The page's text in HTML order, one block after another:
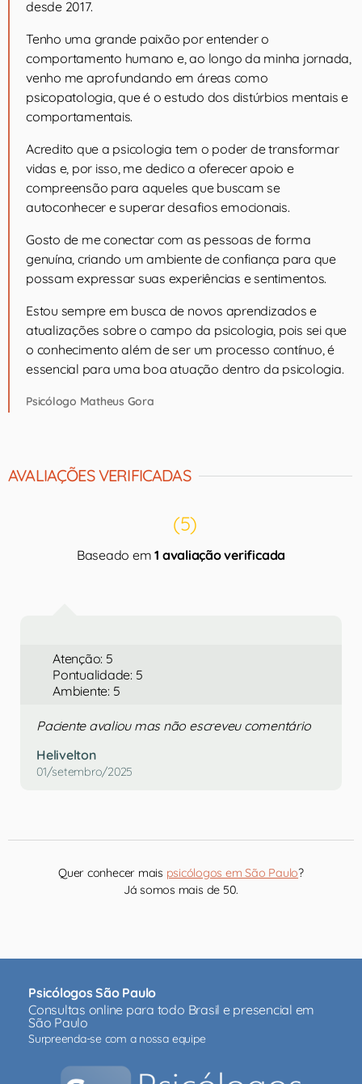
desde 2017.
Tenho uma grande paixão por entender o
comportamento humano e, ao longo da minha jornada,
venho me aprofundando em áreas como
psicopatologia, que é o estudo dos distúrbios mentais e
comportamentais.
Acredito que a psicologia tem o poder de transformar
vidas e, por isso, me dedico a oferecer apoio e
compreensão para aqueles que buscam se
autoconhecer e superar desafios emocionais.
Gosto de me conectar com as pessoas de forma
genuína, criando um ambiente de confiança para que
possam expressar suas experiências e sentimentos.
Estou sempre em busca de novos aprendizados e
atualizações sobre o campo da psicologia, pois sei que
o conhecimento além de ser um processo contínuo, é
essencial para uma boa atuação dentro da psicologia.
Psicólogo Matheus Gora
AVALIAÇÕES VERIFICADAS
(5)
Baseado em1 avaliação verificada
Atenção: 5
Pontualidade: 5
Ambiente: 5
Paciente avaliou mas não escreveu comentário
Helivelton
01/setembro/2025
Quer conhecer mais psicólogos em São Paulo?
Já somos mais de 50.
Psicólogos São Paulo
Consultas online para todo Brasil e presencial em
São Paulo
Surpreenda-se com a nossa equipe